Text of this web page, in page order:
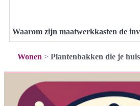
Waarom zijn maatwerkkasten de
Wonen > Plantenbakken die je